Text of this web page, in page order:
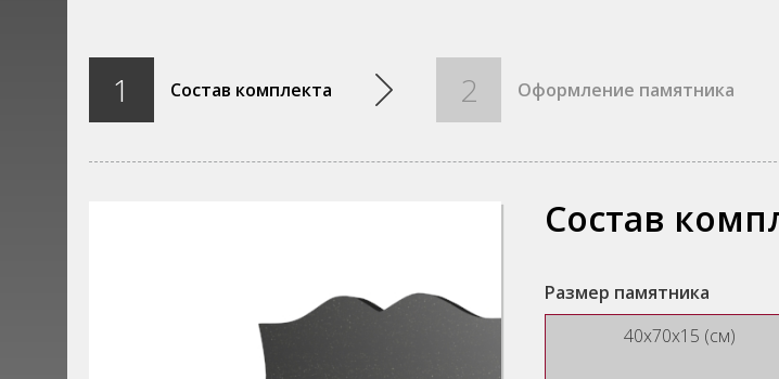
1 Состав комплекта 2 Оформление памятника
Состав
Размер памятника
40x70x15 (см)